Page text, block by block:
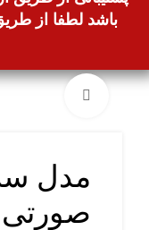
باشد لطفا از
مدل
صورتی